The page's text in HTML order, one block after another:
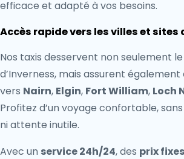
efficace et adapté à vos besoins.
Accès rapide vers les villes et sites
Nos taxis desservent non seulement
d’Inverness, mais assurent
vers Nairn, Elgin, Fort William, Loch
Profitez d’un voyage confortable,
ni attente inutile.
Avec un service 24h/24, des prix